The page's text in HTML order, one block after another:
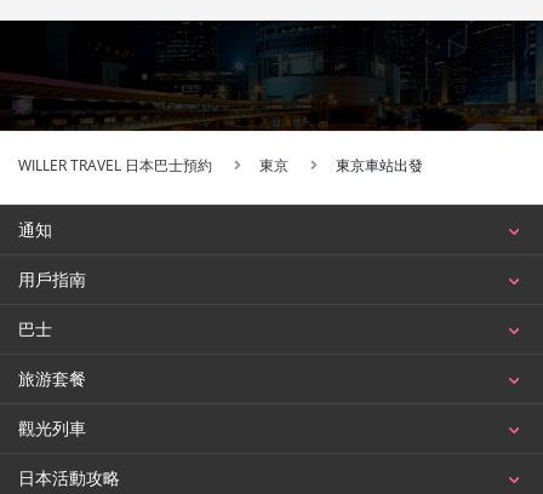
WILLER TRAVEL 日本巴士預約 東京 東京車站出發
通知
用戶指南
巴士
旅游套餐
觀光列車
日本活動攻略